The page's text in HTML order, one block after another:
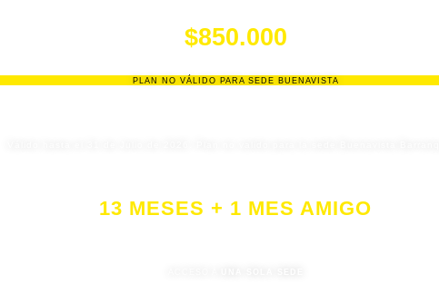
$850.000
PLAN NO VÁLIDO PARA SEDE BUENAVISTA
13 MESES + 1 MES AMIGO